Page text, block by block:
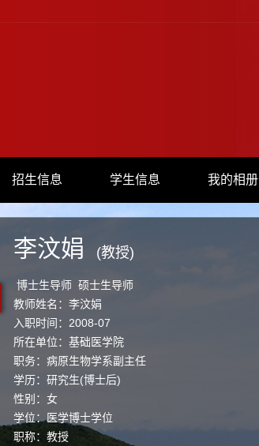
招生信息 学生信息 我的相册
李汶娟 (教授)
博士生导师 硕士生导师
教师姓名：李汶娟
入职时间：2008-07
所在单位：基础医学院
职务：病原生物学系副主任
学历：研究生(博士后)
性别：女
学位：医学博士学位
职称：教授